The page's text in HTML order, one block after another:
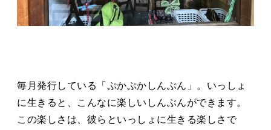
毎月発行している「ぷかぷかしんぶん」。いっしょ
に生きると、こんなに楽しいしんぶんができます。
この楽しさは、彼らといっしょに生きる楽しさで